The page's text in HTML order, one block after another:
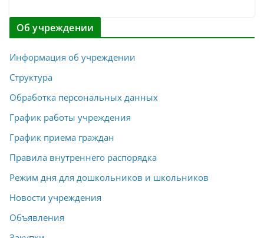
Об учреждении
Информация об учреждении
Структура
Обработка персональных данных
График работы учреждения
График приема граждан
Правила внутреннего распорядка
Режим дня для дошкольников и школьников
Новости учреждения
Объявления